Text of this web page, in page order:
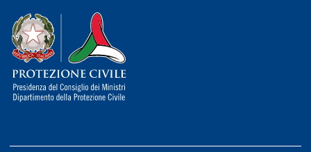
Dipartimento della Protezione Civile